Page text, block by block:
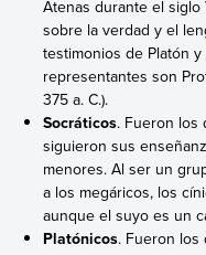
Atenas durante el siglo
sobre la verdad y el
testimonios de Platón y
representantes son
375 a. C.).
Socráticos. Fueron los
siguieron sus
menores. Al ser un
a los megáricos, los
aunque el suyo es un
Platónicos. Fueron